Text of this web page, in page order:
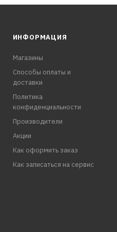
ИНФОРМАЦИЯ
Магазины
Способы оплаты и
доставки
Политика
конфиденциальности
Производители
Акции
Как оформить заказ
Как записаться на сервис